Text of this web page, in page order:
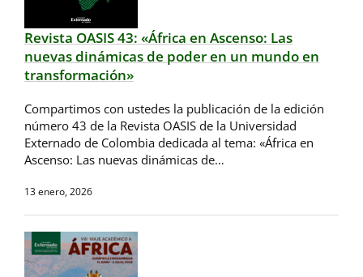
Revista OASIS 43: «África en Ascenso: Las
nuevas dinámicas de poder en un mundo en
transformación»
Compartimos con ustedes la publicación de la edición
número 43 de la Revista OASIS de la Universidad
Externado de Colombia dedicada al tema: «África en
Ascenso: Las nuevas dinámicas de…
13 enero, 2026